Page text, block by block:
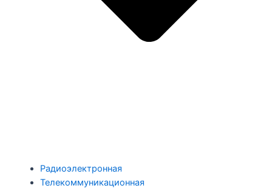
Радиоэлектронная
Телекоммуникационная